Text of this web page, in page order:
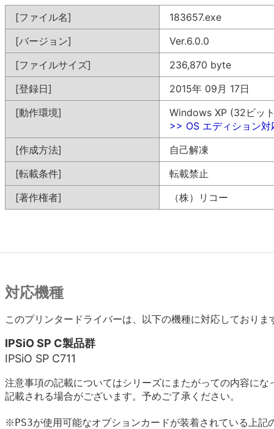
[ファイル名]
183657.exe
[バージョン]
Ver.6.0.0
[ファイルサイズ]
236,870 byte
[登録日]
2015年 09月 17日
[動作環境]
Windows XP (32ビッ
>> OS エディション対
[作成方法]
自己解凍
[転載条件]
転載禁止
[著作権者]
（株）リコー
対応機種
このプリンタードライバーは、以下の機種に対応しておりま
IPSiO SP C製品群
IPSiO SP C711
注意事項の記載についてはシリーズにまたがっての内容に
記載される場合がございます。予めご了承ください。
※PS3が使用可能なオプションカードが装着されている上記